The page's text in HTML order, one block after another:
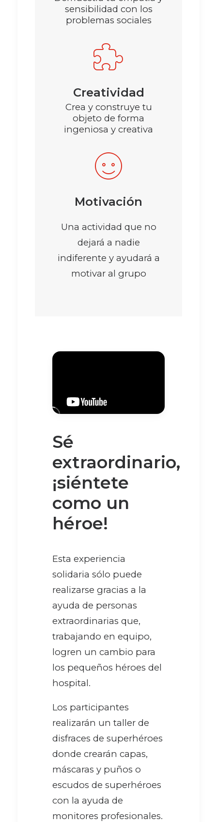
sensibilidad con los
problemas sociales
Creatividad
Crea y construye tu
objeto de forma
ingeniosa y creativa
Motivación
Una actividad que no
dejará a nadie
indiferente y ayudará a
motivar al grupo
Sé
extraordinario,
¡siéntete
como un
héroe!
Esta experiencia
solidaria sólo puede
realizarse gracias a la
ayuda de personas
extraordinarias que,
trabajando en equipo,
logren un cambio para
los pequeños héroes del
hospital.
Los participantes
realizarán un taller de
disfraces de superhéroes
donde crearán capas,
máscaras y puños o
escudos de superhéroes
con la ayuda de
monitores profesionales.